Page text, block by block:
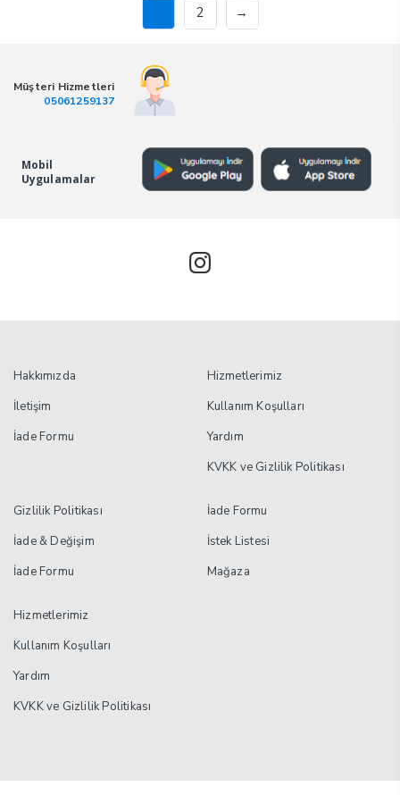
2 →
Müşteri Hizmetleri
05061259137
Mobil
Uygulamalar
Hakkımızda
İletişim
İade Formu
Hizmetlerimiz
Kullanım Koşulları
Yardım
KVKK ve Gizlilik Politikası
Gizlilik Politikası
İade & Değişim
İade Formu
İade Formu
İstek Listesi
Mağaza
Hizmetlerimiz
Kullanım Koşulları
Yardım
KVKK ve Gizlilik Politikası